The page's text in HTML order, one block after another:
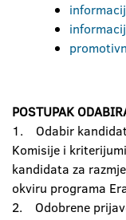
POSTUPAK
1. Odabir
Komisije i
kandidata za
okviru programa
2. Odobrene